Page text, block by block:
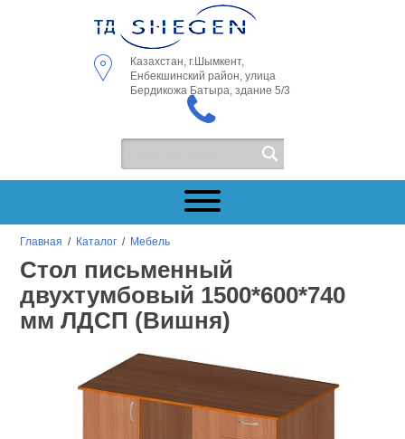
Казахстан, г.Шымкент,
Енбекшинский район, улица
Бердикожа Батыра, здание 5/3
Главная / Каталог / Мебель
Стол письменный
двухтумбовый 1500*600*740
мм ЛДСП (Вишня)